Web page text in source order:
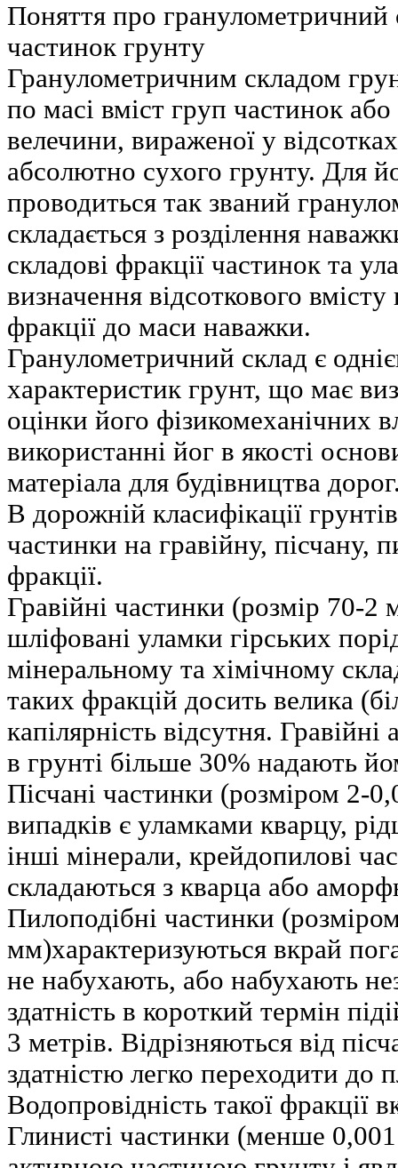
Поняття про гранулометричний
частинок грунту
Гранулометричним складом
по масі вміст груп частинок
велечини, вираженої у
абсолютно сухого грунту. Для
проводиться так званий
складається з розділення
складові фракції частинок та
визначення відсоткового
фракції до маси наважки.
Гранулометричний склад є
характеристик грунт, що має
оцінки його фізикомеханічних
використанні йог в якості
матеріала для будівництва
В дорожній класифікації
частинки на гравійну, пісчану,
фракції.
Гравійні частинки (розмір 70-2
шліфовані уламки гірських
мінеральному та хімічному
таких фракцій досить велика
капілярність відсутня.
в грунті більше 30% надають
Пісчані частинки (розміром 2-
випадків є уламками кварцу,
інші мінерали, крейдопилові
складаються з кварца або
Пилоподібні частинки
мм)характеризуються вкрай
не набухають, або набухають
здатність в короткий термін
3 метрів. Відрізняються від
здатністю легко переходити до
Водопровідність такої фракції
Глинисті частинки (менше